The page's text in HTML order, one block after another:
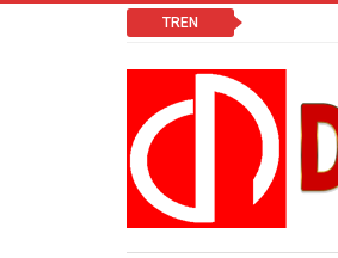
TREN